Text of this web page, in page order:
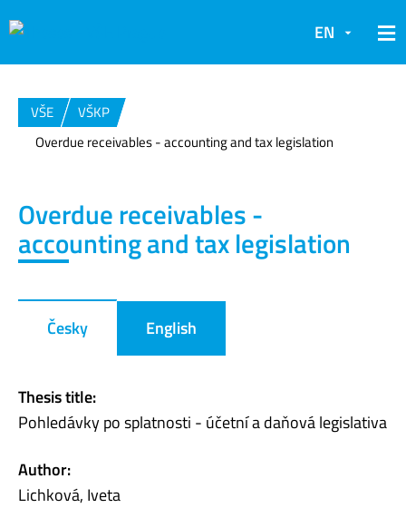
EN
VŠE
VŠKP
Overdue receivables - accounting and tax legislation
Overdue receivables -
accounting and tax legislation
Česky English
Thesis title:
Pohledávky po splatnosti - účetní a daňová legislativa
Author:
Lichková, Iveta